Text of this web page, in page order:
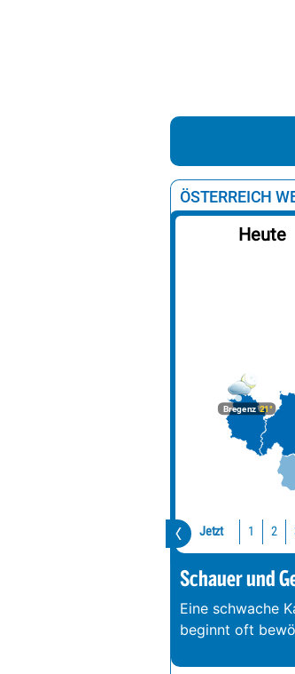
ÖSTERREICH
Heute
Bregenz21°
Jetzt 1 2
Schauer und
Eine schwache
beginnt oft